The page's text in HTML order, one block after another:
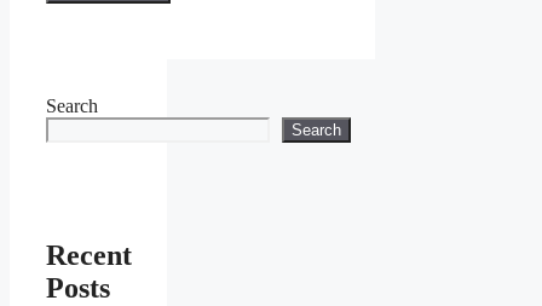
Search
Search
Recent
Posts